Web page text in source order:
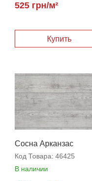
525 грн/м²
Купить
Сосна Арканзас
Код Товара: 46425
В наличии